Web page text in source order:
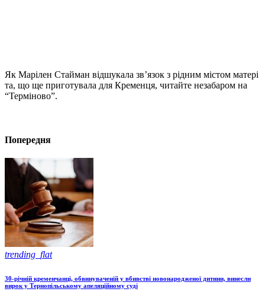
Як Марілен Стайман відшукала зв’язок з рідним містом матері
та, що ще приготувала для Кременця, читайте незабаром на
“Терміново”.
Попередня
trending_flat
30-річній кременчанці, обвинуваченій у вбивстві новонародженої дитини, винесли
вирок у Тернопільському апеляційному суді